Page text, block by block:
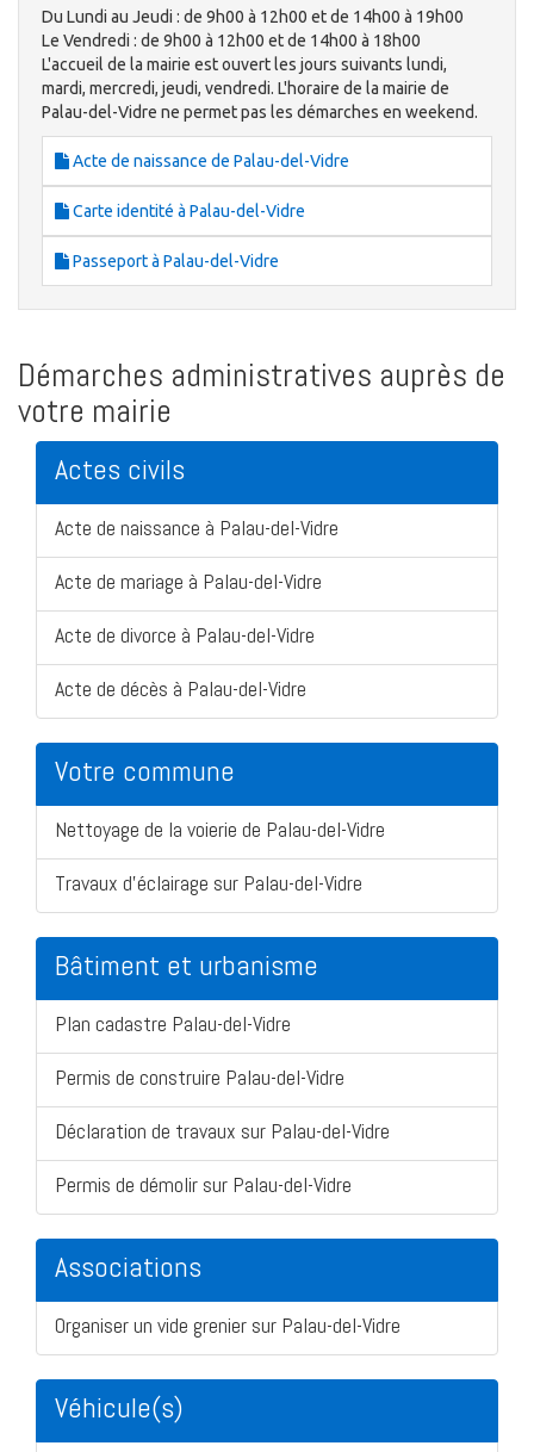
Du Lundi au Jeudi : de 9h00 à 12h00 et de 14h00 à 19h00
Le Vendredi : de 9h00 à 12h00 et de 14h00 à 18h00
L'accueil de la mairie est ouvert les jours suivants lundi,
mardi, mercredi, jeudi, vendredi. L'horaire de la mairie de
Palau-del-Vidre ne permet pas les démarches en weekend.
Acte de naissance de Palau-del-Vidre
Carte identité à Palau-del-Vidre
Passeport à Palau-del-Vidre
Démarches administratives auprès de
votre mairie
Actes civils
Acte de naissance à Palau-del-Vidre
Acte de mariage à Palau-del-Vidre
Acte de divorce à Palau-del-Vidre
Acte de décès à Palau-del-Vidre
Votre commune
Nettoyage de la voierie de Palau-del-Vidre
Travaux d'éclairage sur Palau-del-Vidre
Bâtiment et urbanisme
Plan cadastre Palau-del-Vidre
Permis de construire Palau-del-Vidre
Déclaration de travaux sur Palau-del-Vidre
Permis de démolir sur Palau-del-Vidre
Associations
Organiser un vide grenier sur Palau-del-Vidre
Véhicule(s)